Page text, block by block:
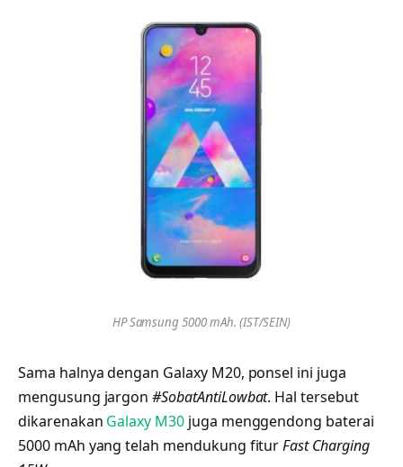
HP Samsung 5000 mAh. (IST/SEIN)
Sama halnya dengan Galaxy M20, ponsel ini juga
mengusung jargon#SobatAntiLowbat. Hal tersebut
dikarenakan Galaxy M30juga menggendong baterai
5000 mAh yang telah mendukung fiturFast Charging